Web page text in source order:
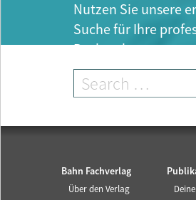
Nutzen Sie unsere
Suche für Ihre
Recherche.
Bahn Fachverlag
Über den Verlag